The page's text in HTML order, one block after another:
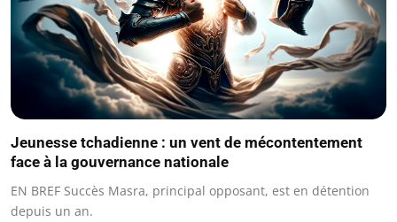
Jeunesse tchadienne : un vent de mécontentement
face à la gouvernance nationale
EN BREF Succès Masra, principal opposant, est en détention
depuis un an.